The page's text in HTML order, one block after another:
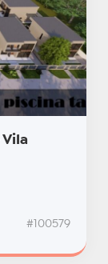
Vila
#100579